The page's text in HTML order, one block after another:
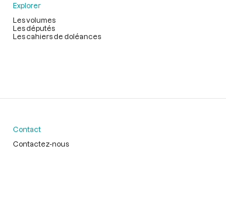
Explorer
Les volumes
Les députés
Les cahiers de doléances
Contact
Contactez-nous